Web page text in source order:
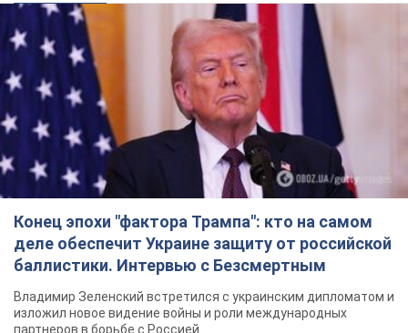
Конец эпохи "фактора Трампа": кто на самом
деле обеспечит Украине защиту от российской
баллистики. Интервью с Безсмертным
Владимир Зеленский встретился с украинским дипломатом и
изложил новое видение войны и роли международных
партнеров в борьбе с Россией